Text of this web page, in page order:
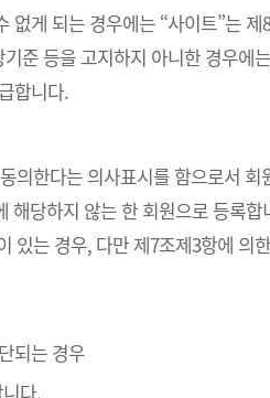
게 되는 경우에는 “사이트”는
준 등을 고지하지 아니한 경우에
합니다.
의한다는 의사표시를 함으로서 회
해당하지 않는 한 회원으로 등록합
는 경우, 다만 제7조제3항에 의
되는 경우
다.